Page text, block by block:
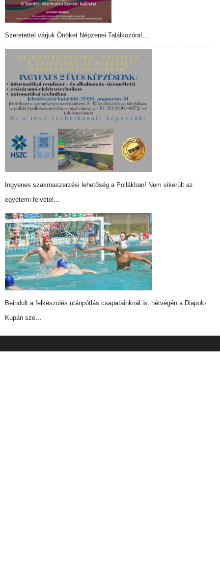
Szeretettel várjuk Önöket Népzenei Találkozóra!…
Ingyenes szakmaszerzési lehetőség a Pollákban! Nem sikerült az
egyetemi felvétel…
Beindult a felkészülés utánpótlás csapatainknál is, hétvégén a Diapolo
Kupán sze…